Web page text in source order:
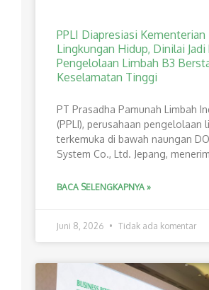
PPLI Diapresiasi Kementerian
Lingkungan Hidup, Dinilai
Pengelolaan Limbah B3
Keselamatan Tinggi
PT Prasadha Pamunah Limbah
(PPLI), perusahaan pengelolaan
terkemuka di bawah naungan
System Co., Ltd. Jepang,
BACA SELENGKAPNYA »
Juni 8, 2026 Tidak ada komentar